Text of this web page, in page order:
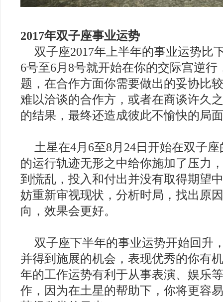
2017年双子座事业运势
双子座2017年上半年的事业运势比
6号至6月8号就开始在你的交际宫逆
题，在合作方面你需要做出的妥协比
难以洽谈的合作方，或者在商谈许久
的结果，最终还造成彼此不愉快的局
土星在4月6至8月24日开始在双子
的运行轨迹无形之中给你施加了压力
到慌乱，投入和付出并没有取得期望
妨重新审视现状，分析时局，找出原
向，效果会更好。
双子座下半年的事业运势开始回升
并得到施展的机会，表现优秀的你有
年的工作运势有利于从事表演、娱乐
作，因为在土星的帮助下，你将更容